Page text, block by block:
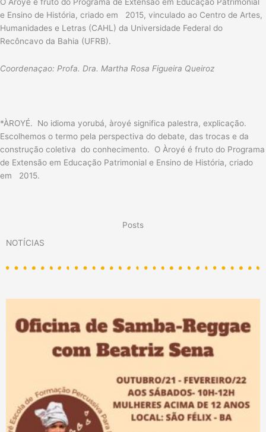
O Àroyé é fruto do Programa de Extensão em Educação Patrimonial
e Ensino de História, criado em 2015, vinculado ao Centro de Artes,
Humanidades e Letras (CAHL) da Universidade Federal do
Recôncavo da Bahia (UFRB).
Coordenaçao: Profa. Dra. Martha Rosa Figueira Queiroz
*ÀROYÉ. No idioma yorubá, àroyé significa palestra, explicação.
Escolhemos o termo pela perspectiva do debate, das trocas e da
construção coletiva do conhecimento. O Àroyé é fruto do Programa
de Extensão em Educação Patrimonial e Ensino de História, criado
em 2015.
Posts
NOTÍCIAS